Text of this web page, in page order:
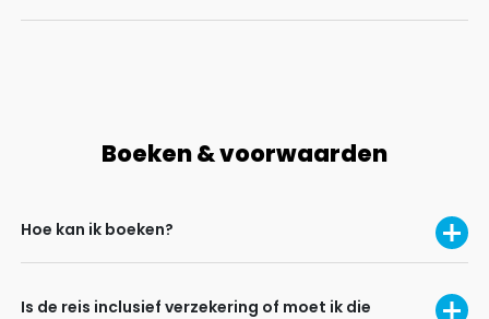
Boeken & voorwaarden
Hoe kan ik boeken?
Is de reis inclusief verzekering of moet ik die